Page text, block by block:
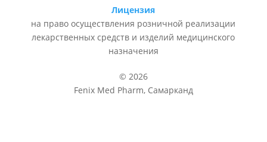
Лицензия
на право осуществления розничной реализации
лекарственных средств и изделий медицинского
назначения
© 2026
Fenix Med Pharm, Самарканд